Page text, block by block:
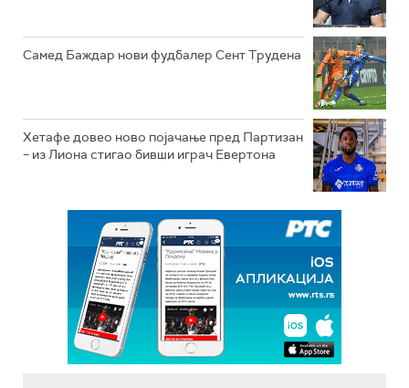
Самед Баждар нови фудбалер Сент Трудена
Хетафе довео ново појачање пред Партизан
– из Лиона стигао бивши играч Евертона